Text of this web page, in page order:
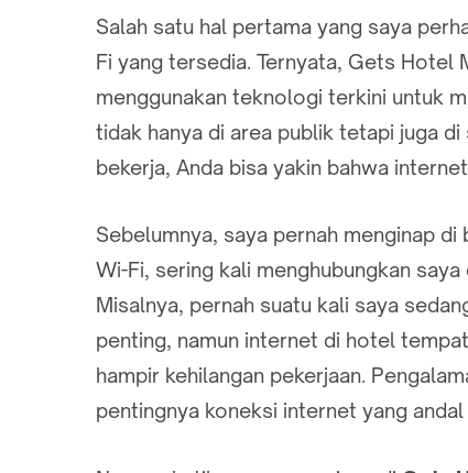
Salah satu hal pertama yang saya
Fi yang tersedia. Ternyata, Gets Hotel
menggunakan teknologi terkini untuk
tidak hanya di area publik tetapi juga di
bekerja, Anda bisa yakin bahwa
Sebelumnya, saya pernah menginap
Wi-Fi, sering kali menghubungkan
Misalnya, pernah suatu kali saya
penting, namun internet di hotel
hampir kehilangan pekerjaan.
pentingnya koneksi internet yang